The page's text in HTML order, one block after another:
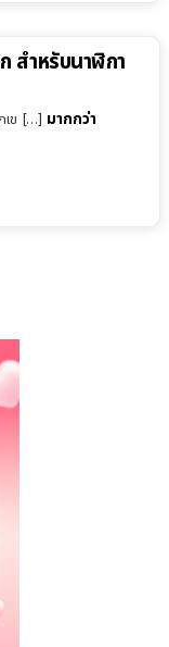
สำหรับนาฬิกา
เข […] มากกว่า